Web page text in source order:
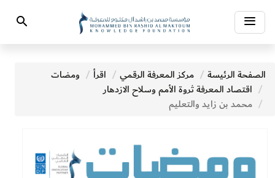
Toggle
navigation
Search
الصفحة الرئيسة مركز المعرفة الرقمي اقرأ
ومضات
اقتصاد المعرفة ثروة الأمم وسلاح الازدهار
محمد بن زايد والتعليم